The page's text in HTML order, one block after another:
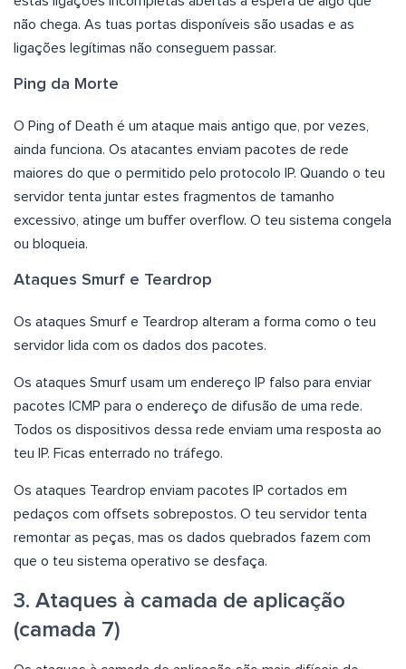
não chega. As tuas portas disponíveis são usadas e as
ligações legítimas não conseguem passar.
Ping da Morte
O Ping of Death é um ataque mais antigo que, por vezes,
ainda funciona. Os atacantes enviam pacotes de rede
maiores do que o permitido pelo protocolo IP. Quando o teu
servidor tenta juntar estes fragmentos de tamanho
excessivo, atinge um buffer overflow. O teu sistema congela
ou bloqueia.
Ataques Smurf e Teardrop
Os ataques Smurf e Teardrop alteram a forma como o teu
servidor lida com os dados dos pacotes.
Os ataques Smurf usam um endereço IP falso para enviar
pacotes ICMP para o endereço de difusão de uma rede.
Todos os dispositivos dessa rede enviam uma resposta ao
teu IP. Ficas enterrado no tráfego.
Os ataques Teardrop enviam pacotes IP cortados em
pedaços com offsets sobrepostos. O teu servidor tenta
remontar as peças, mas os dados quebrados fazem com
que o teu sistema operativo se desfaça.
3. Ataques à camada de aplicação
(camada 7)